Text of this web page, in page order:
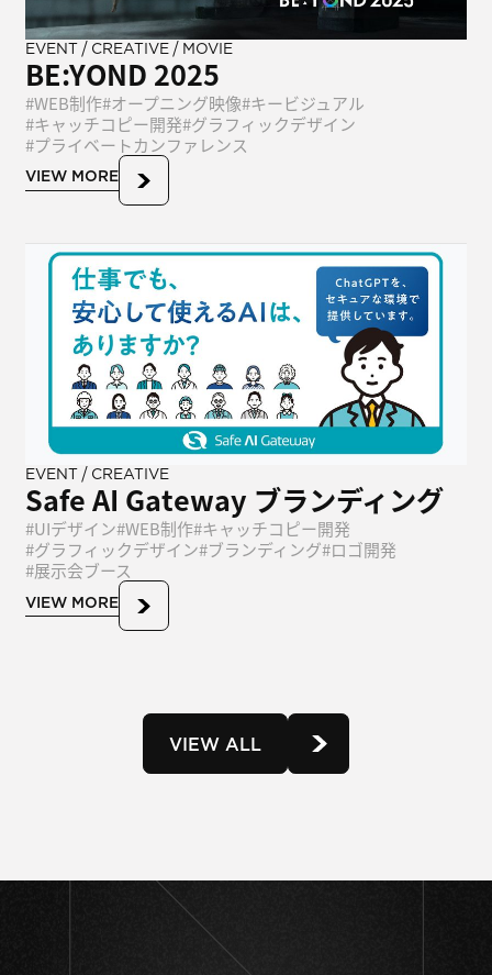
EVENT/CREATIVE/MOVIE
BE:YOND 2025
WEB制作 オープニング映像 キービジュアル
キャッチコピー開発 グラフィックデザイン
プライベートカンファレンス
VIEW MORE
EVENT/ CREATIVE
Safe AI Gateway ブランディング
UIデザイン WEB制作 キャッチコピー開発
グラフィックデザイン ブランディング ロゴ開発
展示会ブース
VIEW MORE
VIEW ALL